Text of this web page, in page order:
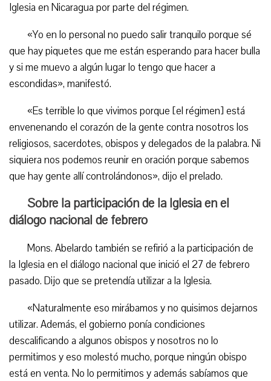
Iglesia en Nicaragua por parte del régimen.
«Yo en lo personal no puedo salir tranquilo porque sé
que hay piquetes que me están esperando para hacer bulla
y si me muevo a algún lugar lo tengo que hacer a
escondidas», manifestó.
«Es terrible lo que vivimos porque [el régimen] está
envenenando el corazón de la gente contra nosotros los
religiosos, sacerdotes, obispos y delegados de la palabra. Ni
siquiera nos podemos reunir en oración porque sabemos
que hay gente allí controlándonos», dijo el prelado.
Sobre la participación de la Iglesia en el
diálogo nacional de febrero
Mons. Abelardo también se refirió a la participación de
la Iglesia en el diálogo nacional que inició el 27 de febrero
pasado. Dijo que se pretendía utilizar a la Iglesia.
«Naturalmente eso mirábamos y no quisimos dejarnos
utilizar. Además, el gobierno ponía condiciones
descalificando a algunos obispos y nosotros no lo
permitimos y eso molestó mucho, porque ningún obispo
está en venta. No lo permitimos y además sabíamos que